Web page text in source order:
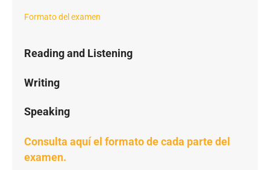
Formato del examen
Reading and Listening
Writing
Speaking
Consulta aquí el formato de cada parte del
examen.